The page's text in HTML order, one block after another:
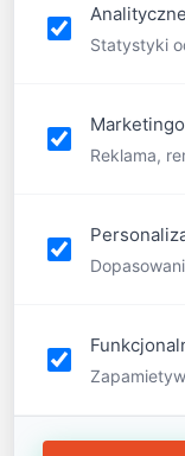
O
nas
Oferta
firm
Analityczne
Statystyki
Reklama,